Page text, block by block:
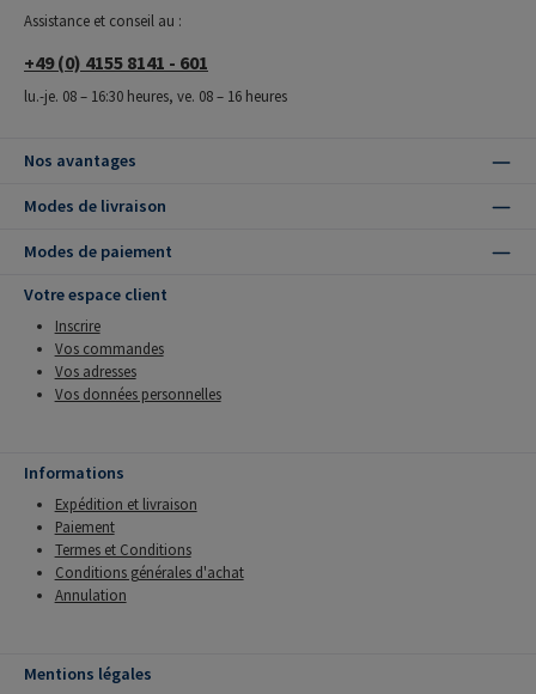
Assistance et conseil au :
+49 (0) 4155 8141 - 601
lu.-je. 08 – 16:30 heures, ve. 08 – 16 heures
Nos avantages
Modes de livraison
Modes de paiement
Votre espace client
Inscrire
Vos commandes
Vos adresses
Vos données personnelles
Informations
Expédition et livraison
Paiement
Termes et Conditions
Conditions générales d'achat
Annulation
Mentions légales